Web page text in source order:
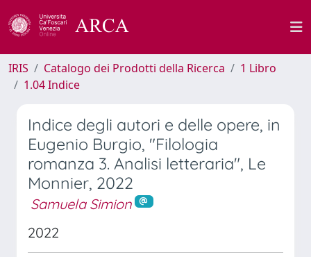
IRIS Catalogo dei Prodotti della Ricerca
1 Libro
1.04 Indice
Indice degli autori e delle opere, in
Eugenio Burgio, "Filologia
romanza 3. Analisi letteraria", Le
Monnier, 2022
Samuela Simion
2022